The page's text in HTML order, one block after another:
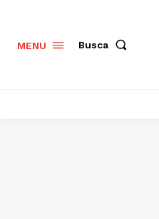
MENU Busca